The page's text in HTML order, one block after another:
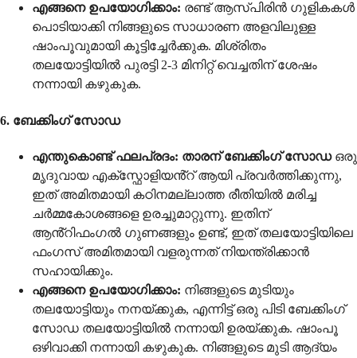
എങ്ങനെ ഉപയോഗിക്കാം: രണ്ട് ആസ്പിരിൻ ഗുളികകൾ
പൊടിയാക്കി നിങ്ങളുടെ സാധാരണ അളവിലുള്ള
ഷാംപൂവുമായി കൂട്ടിച്ചേർക്കുക. മിശ്രിതം
തലയോട്ടിയിൽ പുരട്ടി 2-3 മിനിറ്റ് വെച്ചതിന് ശേഷം
നന്നായി കഴുകുക.
6. ബേക്കിംഗ് സോഡ
എന്തുകൊണ്ട് ഫലപ്രദം: താരന് ബേക്കിംഗ് സോഡഒരു
മൃദുവായ എക്സ്ഫോളിയൻ്റ് ആയി പ്രവർത്തിക്കുന്നു,
ഇത് അമിതമായി കഠിനമല്ലാത്ത രീതിയിൽ മരിച്ച
ചർമ്മകോശങ്ങളെ ഉരച്ചുമാറ്റുന്നു. ഇതിന്
ആൻ്റിഫംഗൽ ഗുണങ്ങളും ഉണ്ട്, ഇത് തലയോട്ടിയിലെ
ഫംഗസ് അമിതമായി വളരുന്നത് നിയന്ത്രിക്കാൻ
സഹായിക്കും.
എങ്ങനെ ഉപയോഗിക്കാം: നിങ്ങളുടെ മുടിയും
തലയോട്ടിയും നനയ്ക്കുക, എന്നിട്ട് ഒരു പിടി ബേക്കിംഗ്
സോഡ തലയോട്ടിയിൽ നന്നായി ഉരയ്ക്കുക. ഷാംപൂ
ഒഴിവാക്കി നന്നായി കഴുകുക. നിങ്ങളുടെ മുടി ആദ്യം